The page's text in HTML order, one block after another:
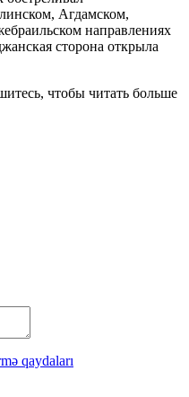
Агдамском,
направлениях
сторона открыла
чтобы читать больше
qaydaları